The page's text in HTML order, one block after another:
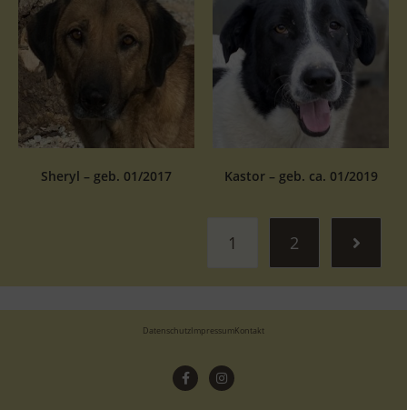
Sheryl – geb. 01/2017 Kastor – geb. ca. 01/2019
1 2
DatenschutzImpressumKontakt